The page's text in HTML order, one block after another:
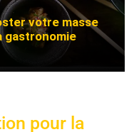
votre masse
gastronomie
pour la